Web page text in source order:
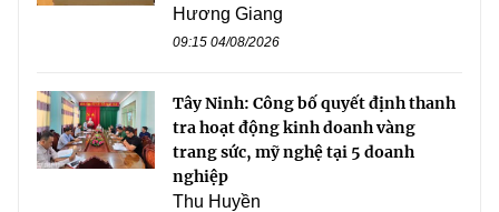
Hương Giang
09:15 04/08/2026
Tây Ninh: Công bố quyết định thanh
tra hoạt động kinh doanh vàng
trang sức, mỹ nghệ tại 5 doanh
nghiệp
Thu Huyền